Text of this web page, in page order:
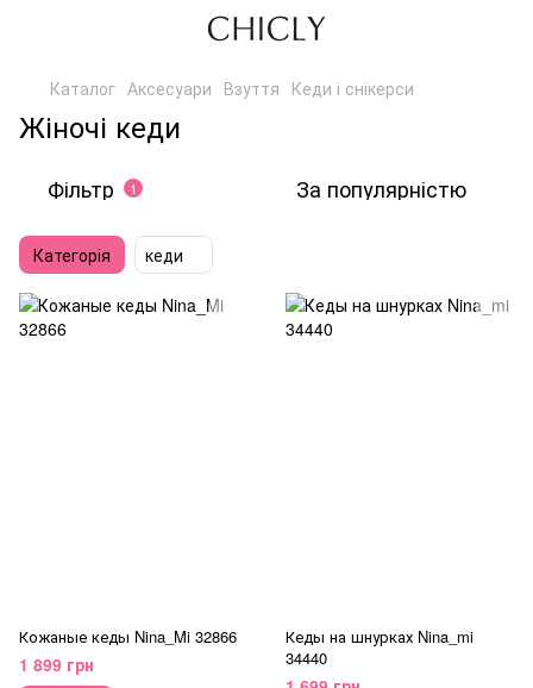
Каталог Аксесуари Взуття Кеди і снікерси
Жіночі кеди
Фільтр 1 За популярністю
Категорія кеди
Кожаные кеды Nina_Mi 32866
1 899 грн
Кеды на шнурках Nina_mi
34440